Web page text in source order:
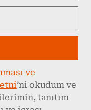
ve
’ni okudum ve
tanıtım